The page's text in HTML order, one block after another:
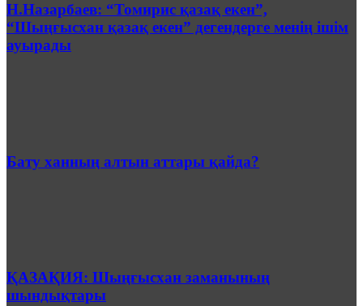
Н.Назарбаев: “Томирис қазақ екен”,
“Шыңғысхан қазақ екен” дегендерге менің ішім
ауырады
Бату ханның алтын аттары қайда?
ҚАЗАҚИЯ: Шыңғысхан заманының
шындықтары